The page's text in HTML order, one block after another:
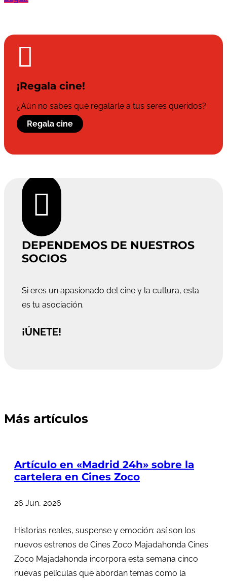

¡Regala cine!
¿Aún no sabes qué regalarle a tus seres queridos?
Regala cine

DEPENDEMOS DE NUESTROS
SOCIOS
Si eres un apasionado del cine y la cultura, esta
es tu asociación.
¡ÚNETE!
Más artículos
Artículo en «Madrid 24h» sobre la
cartelera en Cines Zoco
26 Jun, 2026
Historias reales, suspense y emoción: así son los
nuevos estrenos de Cines Zoco Majadahonda Cines
Zoco Majadahonda incorpora esta semana cinco
nuevas películas que abordan temas como la